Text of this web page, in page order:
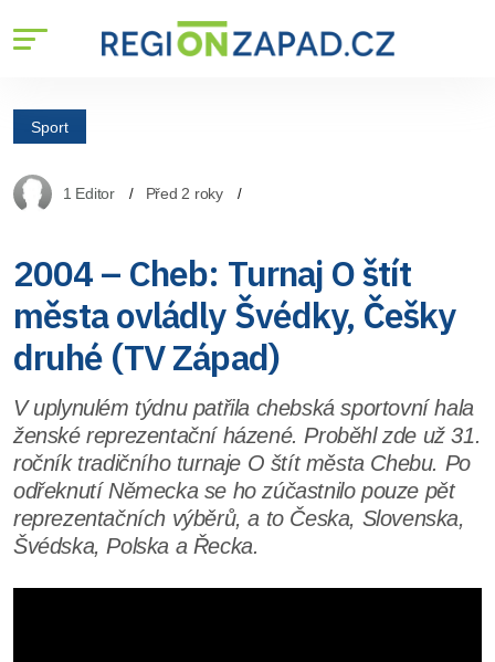
Sport
1 Editor Před 2 roky
2004 – Cheb: Turnaj O štít
města ovládly Švédky, Češky
druhé (TV Západ)
V uplynulém týdnu patřila chebská sportovní hala
ženské reprezentační házené. Proběhl zde už 31.
ročník tradičního turnaje O štít města Chebu. Po
odřeknutí Německa se ho zúčastnilo pouze pět
reprezentačních výběrů, a to Česka, Slovenska,
Švédska, Polska a Řecka.